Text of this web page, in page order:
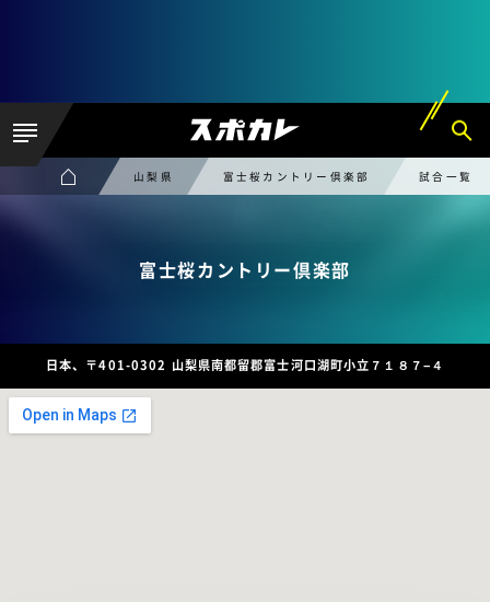
山梨県 富士桜カントリー倶楽部 試合一覧
富士桜カントリー倶楽部
日本、〒401-0302 山梨県南都留郡富士河口湖町小立７１８７−４